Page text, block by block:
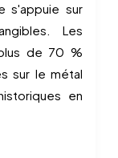
s'appuie sur
Les
de 70 %
sur le métal
en